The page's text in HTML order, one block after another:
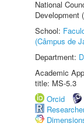
National
Development
School:
(Câmpus de
Department:
Academic
title: MS-5.3
Orcid